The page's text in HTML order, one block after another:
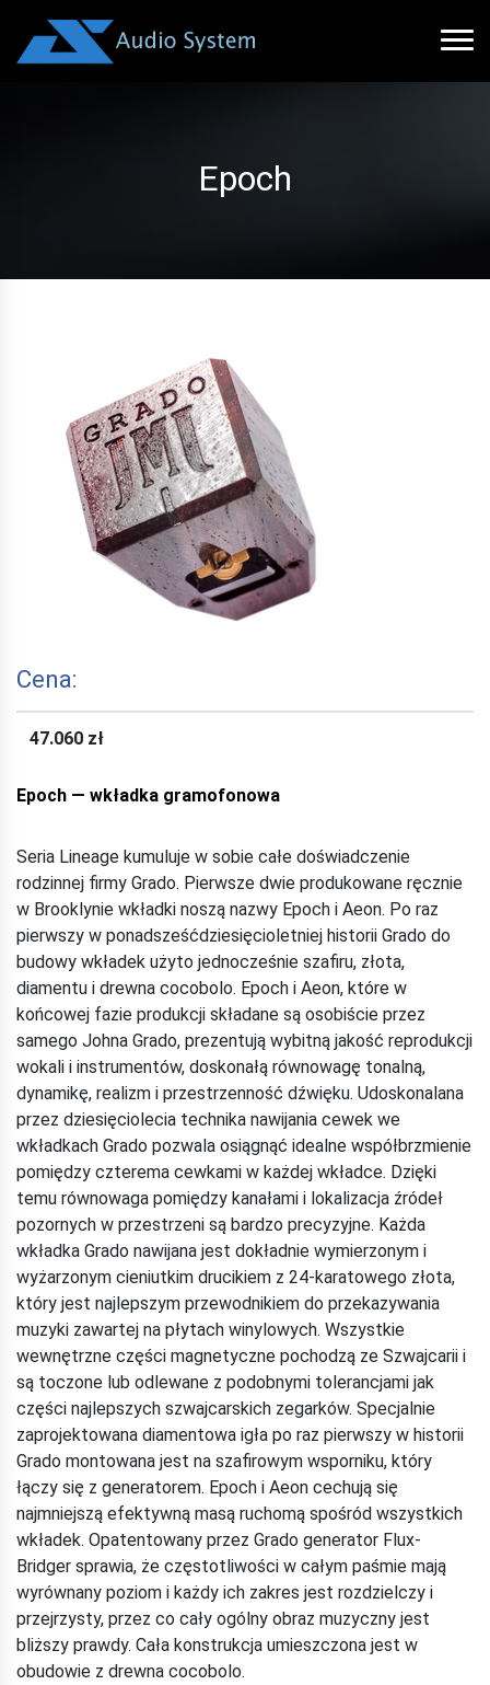
Epoch
Cena:
47.060 zł
Epoch — wkładka gramofonowa
Seria Lineage kumuluje w sobie całe doświadczenie
rodzinnej firmy Grado. Pierwsze dwie produkowane ręcznie
w Brooklynie wkładki noszą nazwy Epoch i Aeon. Po raz
pierwszy w ponadsześćdziesięcioletniej historii Grado do
budowy wkładek użyto jednocześnie szafiru, złota,
diamentu i drewna cocobolo. Epoch i Aeon, które w
końcowej fazie produkcji składane są osobiście przez
samego Johna Grado, prezentują wybitną jakość reprodukcji
wokali i instrumentów, doskonałą równowagę tonalną,
dynamikę, realizm i przestrzenność dźwięku. Udoskonalana
przez dziesięciolecia technika nawijania cewek we
wkładkach Grado pozwala osiągnąć idealne współbrzmienie
pomiędzy czterema cewkami w każdej wkładce. Dzięki
temu równowaga pomiędzy kanałami i lokalizacja źródeł
pozornych w przestrzeni są bardzo precyzyjne. Każda
wkładka Grado nawijana jest dokładnie wymierzonym i
wyżarzonym cieniutkim drucikiem z 24-karatowego złota,
który jest najlepszym przewodnikiem do przekazywania
muzyki zawartej na płytach winylowych. Wszystkie
wewnętrzne części magnetyczne pochodzą ze Szwajcarii i
są toczone lub odlewane z podobnymi tolerancjami jak
części najlepszych szwajcarskich zegarków. Specjalnie
zaprojektowana diamentowa igła po raz pierwszy w historii
Grado montowana jest na szafirowym wsporniku, który
łączy się z generatorem. Epoch i Aeon cechują się
najmniejszą efektywną masą ruchomą spośród wszystkich
wkładek. Opatentowany przez Grado generator Flux-
Bridger sprawia, że częstotliwości w całym paśmie mają
wyrównany poziom i każdy ich zakres jest rozdzielczy i
przejrzysty, przez co cały ogólny obraz muzyczny jest
bliższy prawdy. Cała konstrukcja umieszczona jest w
obudowie z drewna cocobolo.